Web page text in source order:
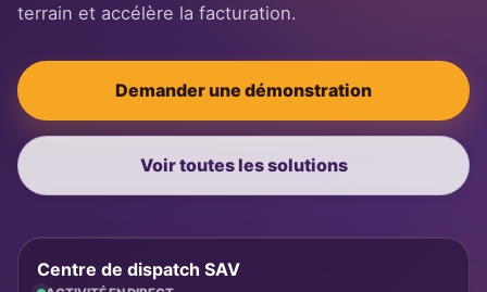
terrain et accélère la facturation.
Demander une démonstration
Voir toutes les solutions
Centre de dispatch SAV